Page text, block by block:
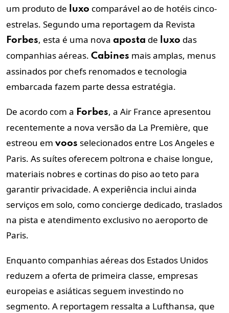
um produto de
luxo comparável ao de hotéis cinco-
estrelas. Segundo uma reportagem da Revista
Forbes, esta é uma nova aposta de luxo das
companhias aéreas. Cabines mais amplas, menus
assinados por chefs renomados e tecnologia
embarcada fazem parte dessa estratégia.
De acordo com a Forbes, a Air France apresentou
recentemente a nova versão da La Première, que
estreou em voos selecionados entre Los Angeles e
Paris. As suítes oferecem poltrona e chaise longue,
materiais nobres e cortinas do piso ao teto para
garantir privacidade. A experiência inclui ainda
serviços em solo, como concierge dedicado, traslados
na pista e atendimento exclusivo no aeroporto de
Paris.
Enquanto companhias aéreas dos Estados Unidos
reduzem a oferta de primeira classe, empresas
europeias e asiáticas seguem investindo no
segmento. A reportagem ressalta a Lufthansa, que